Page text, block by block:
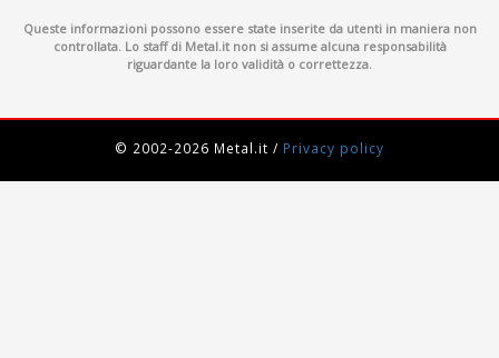
Queste informazioni possono essere state inserite da utenti in maniera non
controllata. Lo staff di Metal.it non si assume alcuna responsabilità
riguardante la loro validità o correttezza.
© 2002-2026 Metal.it / Privacy policy